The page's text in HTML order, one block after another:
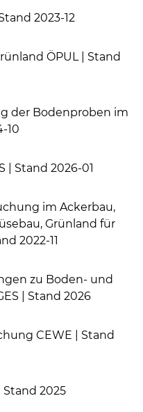
2023-12
ÖPUL | Stand
der Bodenproben im
10
| Stand 2026-01
im Ackerbau,
Grünland für
2022-11
zu Boden- und
| Stand 2026
CEWE | Stand
2025